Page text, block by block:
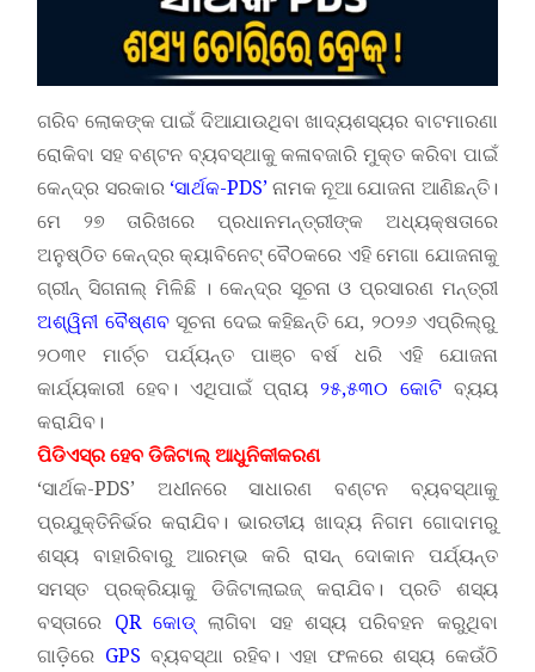
ଗରିବ ଲୋକଙ୍କ ପାଇଁ ଦିଆଯାଉଥିବା ଖାଦ୍ୟଶସ୍ୟର ବାଟମାରଣା
ରୋକିବା ସହ ବଣ୍ଟନ ବ୍ୟବସ୍ଥାକୁ କଳାବଜାରି ମୁକ୍ତ କରିବା ପାଇଁ
କେନ୍ଦ୍ର ସରକାର ‘ସାର୍ଥକ-PDS’ନାମକ ନୂଆ ଯୋଜନା ଆଣିଛନ୍ତି।
ମେ ୨୭ ତାରିଖରେ ପ୍ରଧାନମନ୍ତ୍ରୀଙ୍କ ଅଧ୍ୟକ୍ଷତାରେ
ଅନୁଷ୍ଠିତ କେନ୍ଦ୍ର କ୍ୟାବିନେଟ୍‌ ବୈଠକରେ ଏହି ମେଗା ଯୋଜନାକୁ
ଗ୍ରୀନ୍ ସିଗନାଲ୍ ମିଳିଛି । କେନ୍ଦ୍ର ସୂଚନା ଓ ପ୍ରସାରଣ ମନ୍ତ୍ରୀ
ଅଶ୍ୱିନୀ ବୈଷ୍ଣବସୂଚନା ଦେଇ କହିଛନ୍ତି ଯେ, ୨୦୨୬ ଏପ୍ରିଲ୍‌ରୁ
୨୦୩୧ ମାର୍ଚ୍ଚ ପର୍ଯ୍ୟନ୍ତ ପାଞ୍ଚ ବର୍ଷ ଧରି ଏହି ଯୋଜନା
କାର୍ଯ୍ୟକାରୀ ହେବ। ଏଥିପାଇଁ ପ୍ରାୟ୨୫,୫୩୦ କୋଟିବ୍ୟୟ
କରାଯିବ।
ପିଡିଏସ୍‌ର ହେବ ଡିଜିଟାଲ୍‌ ଆଧୁନିକୀକରଣ
‘ସାର୍ଥକ-PDS’ ଅଧୀନରେ ସାଧାରଣ ବଣ୍ଟନ ବ୍ୟବସ୍ଥାକୁ
ପ୍ରଯୁକ୍ତିନିର୍ଭର କରାଯିବ। ଭାରତୀୟ ଖାଦ୍ୟ ନିଗମ ଗୋଦାମରୁ
ଶସ୍ୟ ବାହାରିବାରୁ ଆରମ୍ଭ କରି ରାସନ୍‌ ଦୋକାନ ପର୍ଯ୍ୟନ୍ତ
ସମସ୍ତ ପ୍ରକ୍ରିୟାକୁ ଡିଜିଟାଲାଇଜ୍‌ କରାଯିବ। ପ୍ରତି ଶସ୍ୟ
ବସ୍ତାରେ QR କୋଡ୍‌ ଲାଗିବା ସହ ଶସ୍ୟ ପରିବହନ କରୁଥିବା
ଗାଡ଼ିରେ GPS ବ୍ୟବସ୍ଥା ରହିବ। ଏହା ଫଳରେ ଶସ୍ୟ କେଉଁଠି